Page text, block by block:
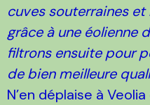
cuves souterraines
grâce à une éolienne
filtrons ensuite pour
de bien meilleure
N’en déplaise à